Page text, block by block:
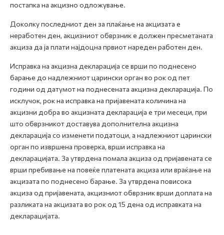
постапка на акцизно одложување.
Доколку последниот ден за плаќање на акцизата е
неработен ден, акцизниот обврзник е должен пресметаната
акциза да ја плати најдоцна првиот нареден работен ден.
Исправка на акцизна декларација се врши по поднесено
барање до надлежниот царински орган во рок од пет
години од датумот на поднесената акцизна декларација. По
исклучок, рок на исправка на пријавената количина на
акцизни добра во акцизната декларација е три месеци, при
што обврзникот доставува дополнителна акцизна
декларација со изменети податоци, а надлежниот царински
орган по извршена проверка, врши исправка на
декларацијата. За утврдена помала акциза од пријавената се
врши пребивање на повеќе платената акциза или враќање на
акцизата по поднесено барање. За утврдена повисока
акциза од пријавената, акцизниот обврзник врши доплата на
разликата на акцизата во рок од 15 дена од исправката на
декларацијата.